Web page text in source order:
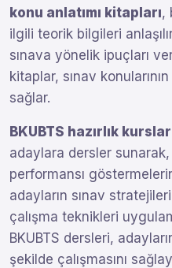
konu anlatımı kitapları,
ilgili teorik bilgileri
sınava yönelik ipuçları
kitaplar, sınav
sağlar.
BKUBTS hazırlık
adaylara dersler sunarak,
performansı
adayların sınav
çalışma teknikleri
BKUBTS dersleri,
şekilde çalışmasını